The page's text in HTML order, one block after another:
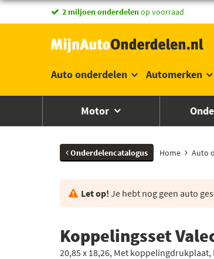
2 miljoen onderdelenop voorraad
Auto onderdelen Automerken
Motor
Onderdelencatalogus Home Auto
Let op! Je hebt nog geen auto
Koppelingsset
20,85 x 18,26, Met